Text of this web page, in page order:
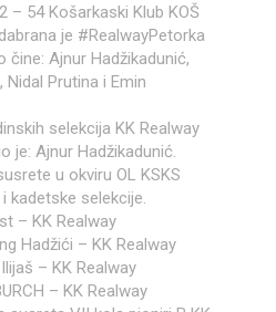
– 54 Košarkaski Klub KOŠ
je #RealwayPetorka
Ajnur Hadžikadunić,
Nidal Prutina i Emin
selekcija KK Realway
je: Ajnur Hadžikadunić.
u okviru OL KSKS
kadetske selekcije.
– KK Realway
Hadžići – KK Realway
– KK Realway
– KK Realway